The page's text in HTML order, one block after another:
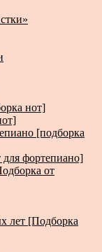
нот]
[подборка
фортепиано]
от
лет [Подборка